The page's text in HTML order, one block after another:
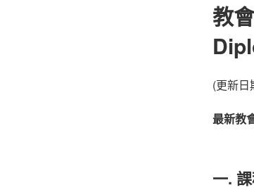
教
(更新日
最新教
一.